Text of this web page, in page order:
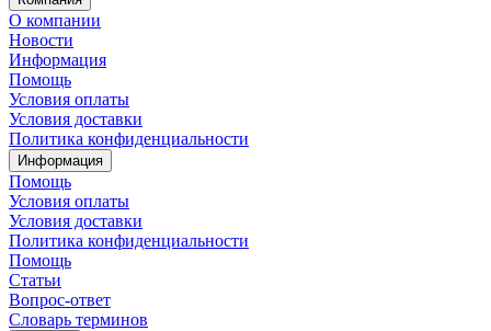
О компании
Новости
Информация
Помощь
Условия оплаты
Условия доставки
Политика конфиденциальности
Информация
Помощь
Условия оплаты
Условия доставки
Политика конфиденциальности
Помощь
Статьи
Вопрос-ответ
Словарь терминов